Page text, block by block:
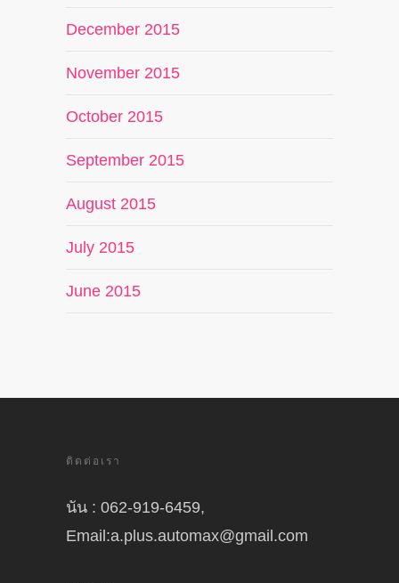
December 2015
November 2015
October 2015
September 2015
August 2015
July 2015
June 2015
ติดต่อเรา
นัน : 062-919-6459,
Email:a.plus.automax@gmail.com